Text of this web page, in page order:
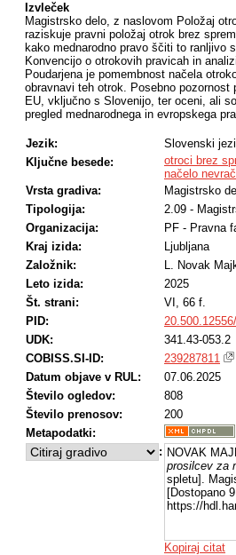
Izvleček
Magistrsko delo, z naslovom Položaj
raziskuje pravni položaj otrok brez
kako mednarodno pravo ščiti to ranljivo
Konvencijo o otrokovih pravicah in
Poudarjena je pomembnost načela
obravnavi teh otrok. Posebno
EU, vključno s Slovenijo, ter oceni, ali
pregled mednarodnega in evropskega
Jezik:
Slovenski
Ključne besede:
otroci brez
načelo
Vrsta gradiva:
Magistrsko
Tipologija:
2.09 -
Organizacija:
PF - Pravna
Kraj izida:
Ljubljana
Založnik:
L. Novak
Leto izida:
2025
Št. strani:
VI, 66 f.
PID:
UDK:
341.43-053.2
COBISS.SI-ID:
239287811
Datum objave v RUL:
07.06.2025
Število ogledov:
808
Število prenosov:
200
Metapodatki:
: NOVAK
prosilcev za
spletu].
[Dostopano
https://
Kopiraj citat